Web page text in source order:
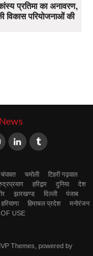
प्रतिमा का अनावरण,
विकास परियोजनाओं की
चंपावत चमोली
टिहरी गढ़वाल
हरिद्वार दुनिया
देश
झारखण्ड दिल्ली
पंजाब
हरियाणा हिमाचल प्रदेश
मनोरंजन
USE
Themes, powered by